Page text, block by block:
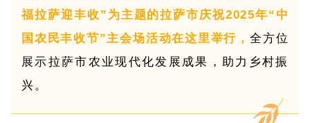
福拉萨迎丰收”为主题的拉萨市庆祝2025年“中
国农民丰收节”主会场活动在这里举行， 全方位
展示拉萨市农业现代化发展成果，助力乡村振
兴。